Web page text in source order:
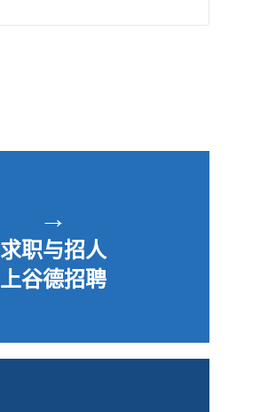
→
求职与招人
上谷德招聘